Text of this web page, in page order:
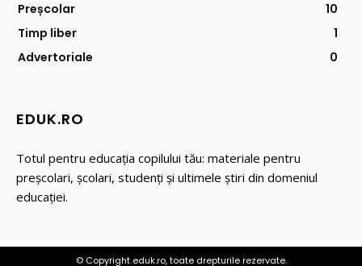
Preșcolar
10
Timp liber
1
Advertoriale
0
EDUK.RO
Totul pentru educația copilului tău: materiale pentru
preșcolari, școlari, studenți și ultimele știri din domeniul
educației.
© Copyright eduk.ro, toate drepturile rezervate.